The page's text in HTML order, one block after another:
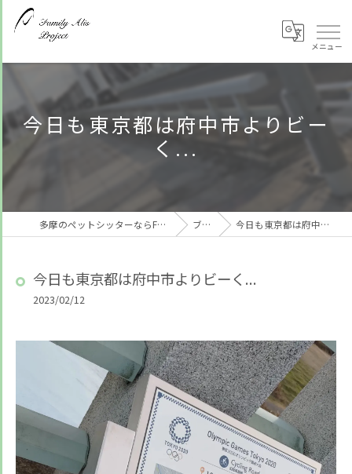
今日も東京都は府中市よりビー
く...
多摩のペットシッターならFamily Alis Project ブログ 今日も東京都は府中市よりビーく...
今日も東京都は府中市よりビーく...
2023/02/12